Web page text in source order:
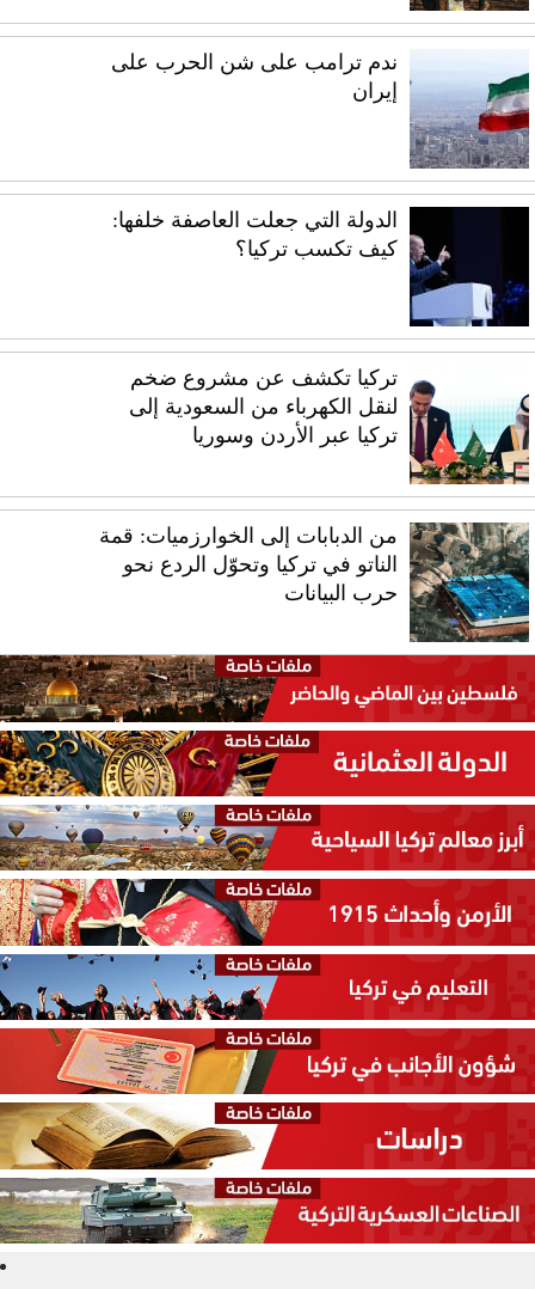
ندم ترامب على شن الحرب على
إيران
الدولة التي جعلت العاصفة خلفها:
كيف تكسب تركيا؟
تركيا تكشف عن مشروع ضخم
لنقل الكهرباء من السعودية إلى
تركيا عبر الأردن وسوريا
من الدبابات إلى الخوارزميات: قمة
الناتو في تركيا وتحوّل الردع نحو
حرب البيانات